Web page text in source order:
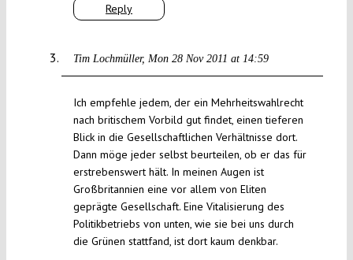
Reply
Tim Lochmüller Mon 28 Nov 2011 at 14:59
Ich empfehle jedem, der ein Mehrheitswahlrecht
nach britischem Vorbild gut findet, einen tieferen
Blick in die Gesellschaftlichen Verhältnisse dort.
Dann möge jeder selbst beurteilen, ob er das für
erstrebenswert hält. In meinen Augen ist
Großbritannien eine vor allem von Eliten
geprägte Gesellschaft. Eine Vitalisierung des
Politikbetriebs von unten, wie sie bei uns durch
die Grünen stattfand, ist dort kaum denkbar.